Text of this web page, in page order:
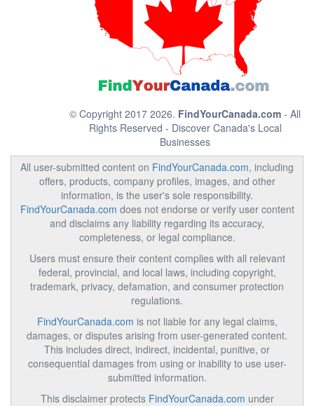
© Copyright 2017 2026. FindYourCanada.com - All
Rights Reserved - Discover Canada's Local
Businesses
All user-submitted content on FindYourCanada.com, including
offers, products, company profiles, images, and other
information, is the user's sole responsibility.
FindYourCanada.com does not endorse or verify user content
and disclaims any liability regarding its accuracy,
completeness, or legal compliance.
Users must ensure their content complies with all relevant
federal, provincial, and local laws, including copyright,
trademark, privacy, defamation, and consumer protection
regulations.
FindYourCanada.com is not liable for any legal claims,
damages, or disputes arising from user-generated content.
This includes direct, indirect, incidental, punitive, or
consequential damages from using or inability to use user-
submitted information.
This disclaimer protects FindYourCanada.com under